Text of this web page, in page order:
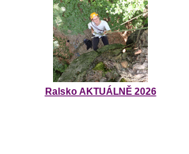
Ralsko AKTUÁLNĚ 2026